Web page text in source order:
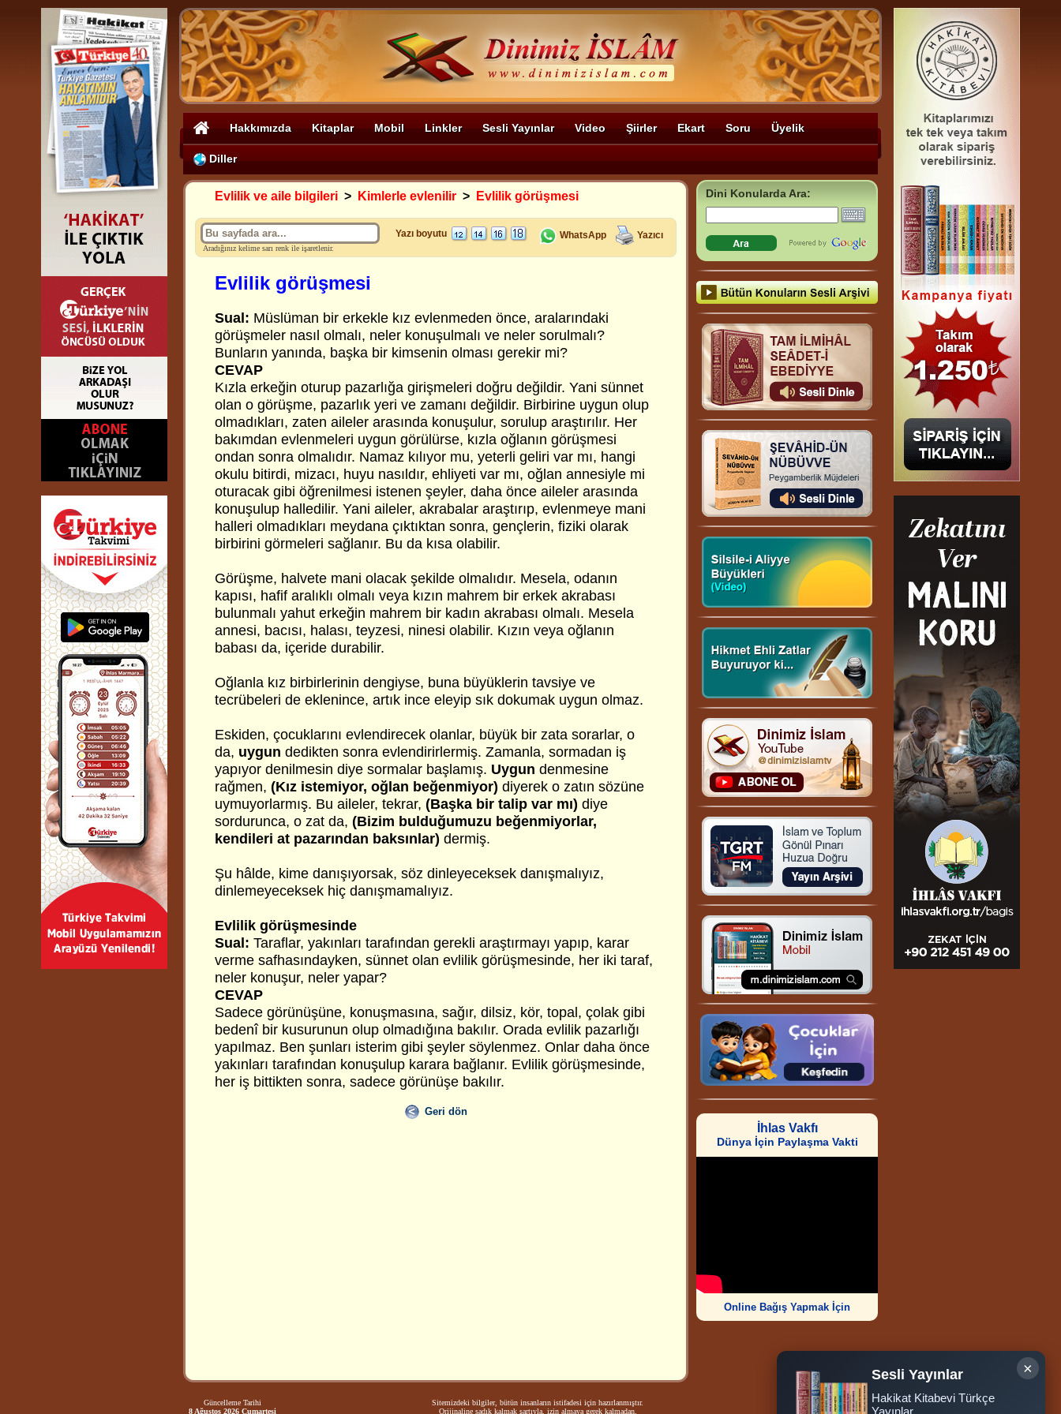
Hakkımızda Kitaplar Mobil Linkler Sesli Yayınlar Video Şiirler Ekart Soru Üyelik
Diller
Evlilik ve aile bilgileri > Kimlerle evlenilir > Evlilik görüşmesi
Aradığınız kelime sarı renk ile işaretlenir.
Yazı boyutu WhatsApp Yazıcı
Evlilik görüşmesi
Sual: Müslüman bir erkekle kız evlenmeden önce, aralarındaki
görüşmeler nasıl olmalı, neler konuşulmalı ve neler sorulmalı?
Bunların yanında, başka bir kimsenin olması gerekir mi?
CEVAP
Kızla erkeğin oturup pazarlığa girişmeleri doğru değildir. Yani sünnet
olan o görüşme, pazarlık yeri ve zamanı değildir. Birbirine uygun olup
olmadıkları, zaten aileler arasında konuşulur, sorulup araştırılır. Her
bakımdan evlenmeleri uygun görülürse, kızla oğlanın görüşmesi
ondan sonra olmalıdır. Namaz kılıyor mu, yeterli geliri var mı, hangi
okulu bitirdi, mizacı, huyu nasıldır, ehliyeti var mı, oğlan annesiyle mi
oturacak gibi öğrenilmesi istenen şeyler, daha önce aileler arasında
konuşulup halledilir. Yani aileler, akrabalar araştırıp, evlenmeye mani
halleri olmadıkları meydana çıktıktan sonra, gençlerin, fiziki olarak
birbirini görmeleri sağlanır. Bu da kısa olabilir.
Görüşme, halvete mani olacak şekilde olmalıdır. Mesela, odanın
kapısı, hafif aralıklı olmalı veya kızın mahrem bir erkek akrabası
bulunmalı yahut erkeğin mahrem bir kadın akrabası olmalı. Mesela
annesi, bacısı, halası, teyzesi, ninesi olabilir. Kızın veya oğlanın
babası da, içeride durabilir.
Oğlanla kız birbirlerinin dengiyse, buna büyüklerin tavsiye ve
tecrübeleri de eklenince, artık ince eleyip sık dokumak uygun olmaz.
Eskiden, çocuklarını evlendirecek olanlar, büyük bir zata sorarlar, o
da, uygun dedikten sonra evlendirirlermiş. Zamanla, sormadan iş
yapıyor denilmesin diye sormalar başlamış. Uygun denmesine
rağmen, (Kız istemiyor, oğlan beğenmiyor) diyerek o zatın sözüne
uymuyorlarmış. Bu aileler, tekrar, (Başka bir talip var mı) diye
sordurunca, o zat da, (Bizim bulduğumuzu beğenmiyorlar,
kendileri at pazarından baksınlar) dermiş.
Şu hâlde, kime danışıyorsak, söz dinleyeceksek danışmalıyız,
dinlemeyeceksek hiç danışmamalıyız.
Evlilik görüşmesinde
Sual: Taraflar, yakınları tarafından gerekli araştırmayı yapıp, karar
verme safhasındayken, sünnet olan evlilik görüşmesinde, her iki taraf,
neler konuşur, neler yapar?
CEVAP
Sadece görünüşüne, konuşmasına, sağır, dilsiz, kör, topal, çolak gibi
bedenî bir kusurunun olup olmadığına bakılır. Orada evlilik pazarlığı
yapılmaz. Ben şunları isterim gibi şeyler söylenmez. Onlar daha önce
yakınları tarafından konuşulup karara bağlanır. Evlilik görüşmesinde,
her iş bittikten sonra, sadece görünüşe bakılır.
Geri dön
Dini Konularda Ara:
İhlas Vakfı
Dünya İçin Paylaşma Vakti
Online Bağış Yapmak İçin
Güncelleme Tarihi
8 Ağustos 2026 Cumartesi
Sitemizdeki bilgiler, bütün insanların istifadesi için hazırlanmıştır.
Orijinaline sadık kalmak şartıyla, izin almaya gerek kalmadan,
Ziyaretçi Sayısı
252.011.436
×
Sesli Yayınlar
Hakikat Kitabevi Türkçe
Yayınlar